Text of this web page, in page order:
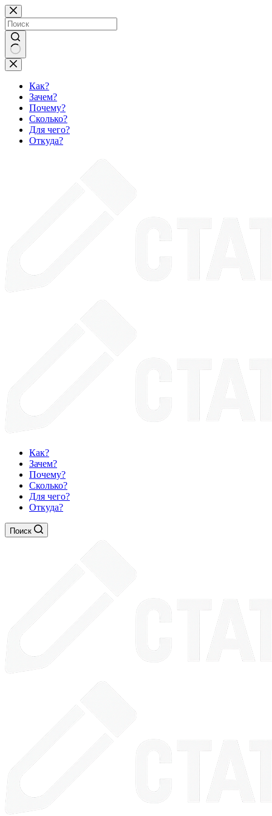
Перейти
к
сути
Ничего
не
найденоКак?
Зачем?
Почему?
Сколько?
Для чего?
Откуда?
Как?
Зачем?
Почему?
Сколько?
Для чего?
Откуда?
Поиск